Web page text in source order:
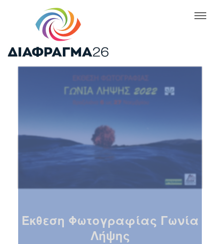
Έκθεση Φωτογραφίας Γωνία
Λήψης